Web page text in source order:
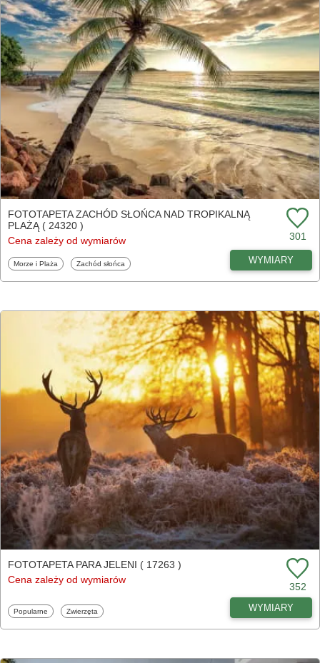
FOTOTAPETA ZACHÓD SŁOŃCA NAD TROPIKALNĄ
PLAŻĄ ( 24320 )
Cena zależy od wymiarów
301
Fototapety
Morze i Plaża Fototapety
Zachód słońca WYMIARY
FOTOTAPETA PARA JELENI ( 17263 )
Cena zależy od wymiarów
352
Fototapety
Popularne Fototapety
Zwierzęta WYMIARY